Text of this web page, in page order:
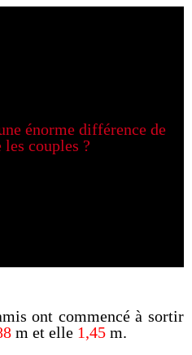
ont commencé à sortir
m et elle 1,45 m.